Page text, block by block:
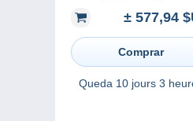
Coronation,Silver
Border,Complete
series,Hinged
± 577,94
Comprar
Queda 10 jours 3